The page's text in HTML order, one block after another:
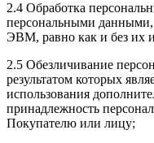
2.4 Обработка
персональными
ЭВМ, равно как и без их
2.5 Обезличивание
результатом которых
использования
принадлежность
Покупателю или лицу;